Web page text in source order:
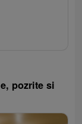
pozrite si